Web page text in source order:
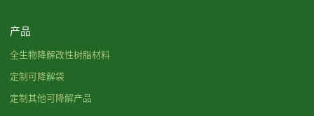
产品
全生物降解改性树脂材料
定制可降解袋
定制其他可降解产品